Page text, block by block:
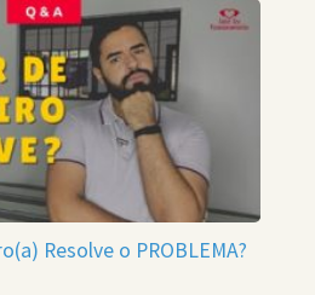
Resolve o PROBLEMA?